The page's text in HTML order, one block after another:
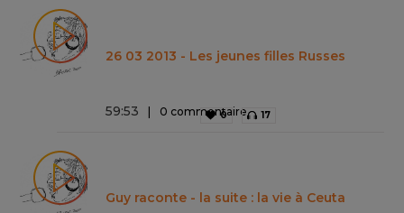
26 03 2013 - Les jeunes filles Russes
59:53 0 commentaire
0 17
Guy raconte - la suite : la vie à Ceuta